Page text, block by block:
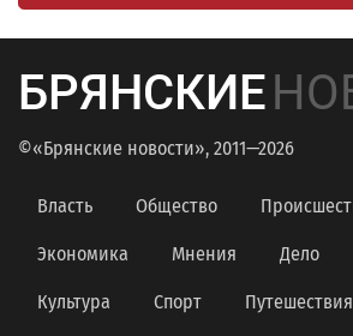
БРЯНСКИЕ
©«Брянские новости», 2011—2026
Власть Общество
Экономика Мнения Дело
Культура Спорт Путешествия